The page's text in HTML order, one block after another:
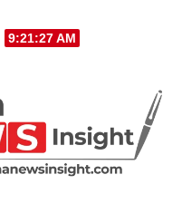
9:21:27 AM